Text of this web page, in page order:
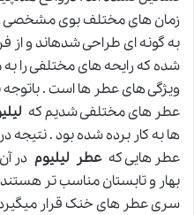
زمان های مختلف بوی مشخصی
به گونه ای طراحی شدهاند و از
شده که رایحه های مختلفی را
ویژگی های عطر ها است .
عطر های مختلفی شدیم که
ها به کار برده شده بود . نتیجه
عطر هایی کهعطر لیلیوم در
بهار و تابستان مناسب تر
سری عطر های خنک قرار میگیرد